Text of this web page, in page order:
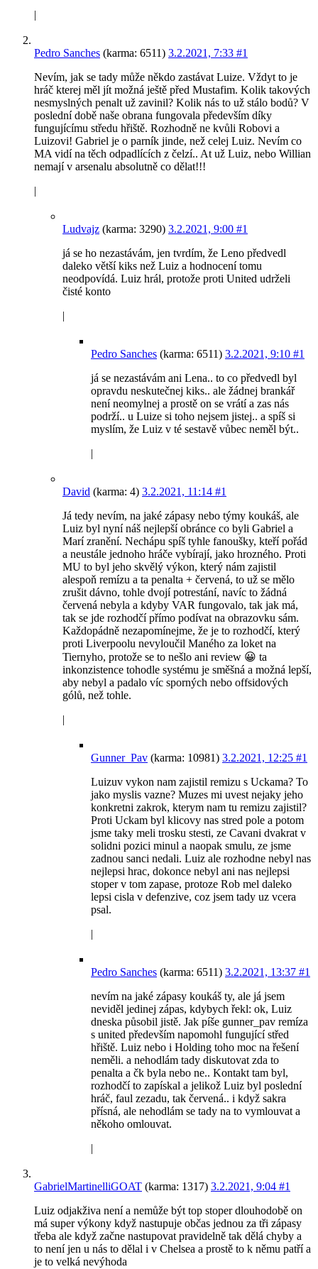
|
Pedro Sanches (karma: 6511) 3.2.2021, 7:33 #1
Nevím, jak se tady může někdo zastávat Luize. Vždyt to je
hráč kterej měl jít možná ještě před Mustafim. Kolik takových
nesmyslných penalt už zavinil? Kolik nás to už stálo bodů? V
poslední době naše obrana fungovala především díky
fungujícímu středu hřiště. Rozhodně ne kvůli Robovi a
Luizovi! Gabriel je o parník jinde, než celej Luiz. Nevím co
MA vidí na těch odpadlících z čelzí.. At už Luiz, nebo Willian
nemají v arsenalu absolutně co dělat!!!
|
Ludvajz (karma: 3290) 3.2.2021, 9:00 #1
já se ho nezastávám, jen tvrdím, že Leno předvedl
daleko větší kiks než Luiz a hodnocení tomu
neodpovídá. Luiz hrál, protože proti United udrželi
čisté konto
|
Pedro Sanches (karma: 6511) 3.2.2021, 9:10 #1
já se nezastávám ani Lena.. to co předvedl byl
opravdu neskutečnej kiks.. ale žádnej brankář
není neomylnej a prostě on se vrátí a zas nás
podrží.. u Luize si toho nejsem jistej.. a spíš si
myslím, že Luiz v té sestavě vůbec neměl být..
|
David (karma: 4) 3.2.2021, 11:14 #1
Já tedy nevím, na jaké zápasy nebo týmy koukáš, ale
Luiz byl nyní náš nejlepší obránce co byli Gabriel a
Marí zranění. Nechápu spíš tyhle fanoušky, kteří pořád
a neustále jednoho hráče vybírají, jako hrozného. Proti
MU to byl jeho skvělý výkon, který nám zajistil
alespoň remízu a ta penalta + červená, to už se mělo
zrušit dávno, tohle dvojí potrestání, navíc to žádná
červená nebyla a kdyby VAR fungovalo, tak jak má,
tak se jde rozhodčí přímo podívat na obrazovku sám.
Každopádně nezapomínejme, že je to rozhodčí, který
proti Liverpoolu nevyloučil Maného za loket na
Tiernyho, protože se to nešlo ani review 😀 ta
inkonzistence tohodle systému je směšná a možná lepší,
aby nebyl a padalo víc sporných nebo offsidových
gólů, než tohle.
|
Gunner_Pav (karma: 10981) 3.2.2021, 12:25 #1
Luizuv vykon nam zajistil remizu s Uckama? To
jako myslis vazne? Muzes mi uvest nejaky jeho
konkretni zakrok, kterym nam tu remizu zajistil?
Proti Uckam byl klicovy nas stred pole a potom
jsme taky meli trosku stesti, ze Cavani dvakrat v
solidni pozici minul a naopak smulu, ze jsme
zadnou sanci nedali. Luiz ale rozhodne nebyl nas
nejlepsi hrac, dokonce nebyl ani nas nejlepsi
stoper v tom zapase, protoze Rob mel daleko
lepsi cisla v defenzive, coz jsem tady uz vcera
psal.
|
Pedro Sanches (karma: 6511) 3.2.2021, 13:37 #1
nevím na jaké zápasy koukáš ty, ale já jsem
neviděl jedinej zápas, kdybych řekl: ok, Luiz
dneska působil jistě. Jak píše gunner_pav remíza
s united především napomohl fungující střed
hřiště. Luiz nebo i Holding toho moc na řešení
neměli. a nehodlám tady diskutovat zda to
penalta a čk byla nebo ne.. Kontakt tam byl,
rozhodčí to zapískal a jelikož Luiz byl poslední
hráč, faul zezadu, tak červená.. i když sakra
přísná, ale nehodlám se tady na to vymlouvat a
někoho omlouvat.
|
GabrielMartinelliGOAT (karma: 1317) 3.2.2021, 9:04 #1
Luiz odjakživa není a nemůže být top stoper dlouhodobě on
má super výkony když nastupuje občas jednou za tři zápasy
třeba ale když začne nastupovat pravidelně tak dělá chyby a
to není jen u nás to dělal i v Chelsea a prostě to k němu patří a
je to velká nevýhoda